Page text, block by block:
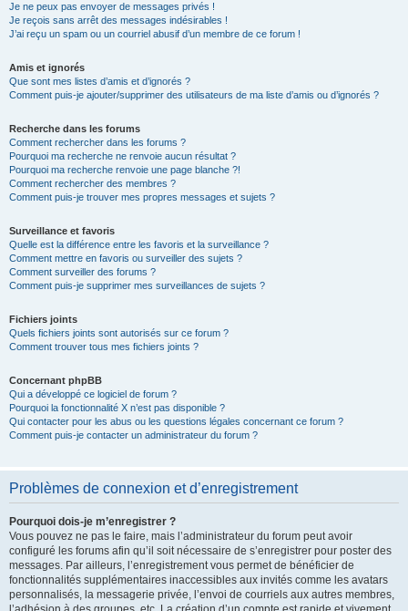
Je ne peux pas envoyer de messages privés !
Je reçois sans arrêt des messages indésirables !
J’ai reçu un spam ou un courriel abusif d’un membre de ce forum !
Amis et ignorés
Que sont mes listes d’amis et d’ignorés ?
Comment puis-je ajouter/supprimer des utilisateurs de ma liste d’amis ou d’ignorés ?
Recherche dans les forums
Comment rechercher dans les forums ?
Pourquoi ma recherche ne renvoie aucun résultat ?
Pourquoi ma recherche renvoie une page blanche ?!
Comment rechercher des membres ?
Comment puis-je trouver mes propres messages et sujets ?
Surveillance et favoris
Quelle est la différence entre les favoris et la surveillance ?
Comment mettre en favoris ou surveiller des sujets ?
Comment surveiller des forums ?
Comment puis-je supprimer mes surveillances de sujets ?
Fichiers joints
Quels fichiers joints sont autorisés sur ce forum ?
Comment trouver tous mes fichiers joints ?
Concernant phpBB
Qui a développé ce logiciel de forum ?
Pourquoi la fonctionnalité X n’est pas disponible ?
Qui contacter pour les abus ou les questions légales concernant ce forum ?
Comment puis-je contacter un administrateur du forum ?
Problèmes de connexion et d’enregistrement
Pourquoi dois-je m’enregistrer ?
Vous pouvez ne pas le faire, mais l’administrateur du forum peut avoir
configuré les forums afin qu’il soit nécessaire de s’enregistrer pour poster des
messages. Par ailleurs, l’enregistrement vous permet de bénéficier de
fonctionnalités supplémentaires inaccessibles aux invités comme les avatars
personnalisés, la messagerie privée, l’envoi de courriels aux autres membres,